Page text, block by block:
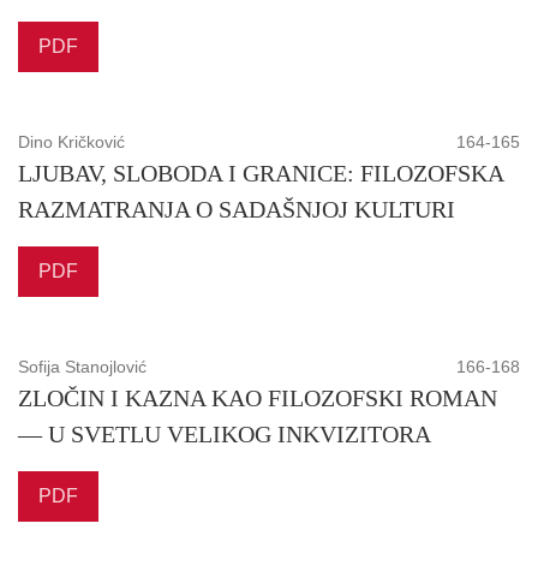
PDF
Dino Kričković 164-165
LJUBAV, SLOBODA I GRANICE: FILOZOFSKA
RAZMATRANJA O SADAŠNJOJ KULTURI
PDF
Sofija Stanojlović 166-168
ZLOČIN I KAZNA KAO FILOZOFSKI ROMAN
— U SVETLU VELIKOG INKVIZITORA
PDF